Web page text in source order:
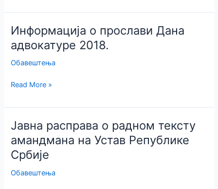
мандатни
период
од
2018.
2022.
именовању
Верификационе
комисије
АК
Пожаревца
Информација о прослави Дана
адвокатуре 2018.
Обавештења
Информација
прослави
Дана
адвокатуре
2018.
Read More »
Јавна расправа о радном тексту
амандмана на Устав Републике
Србије
Обавештења